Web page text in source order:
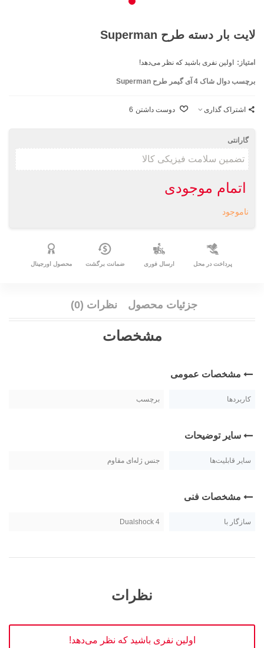
لایت بار دسته طرح Superman
امتیاز: اولین نفری باشید که نظر می‌دهد!
برچسب دوال شاک 4 آی‌ گیمر طرح Superman
اشتراک گذاری دوست داشتن 6
گارانتی
اتمام موجودی
ناموجود
پرداخت در محل ارسال فوری ضمانت برگشت محصول اورجینال
جزئیات محصول نظرات (0)
مشخصات
مشخصات عمومی
کاربردها برچسب
سایر توضیحات
سایر قابلیت‌ها جنس ژله‌ای مقاوم
مشخصات فنی
سازگار با Dualshock 4
نظرات
اولین نفری باشید که نظر می‌دهد!